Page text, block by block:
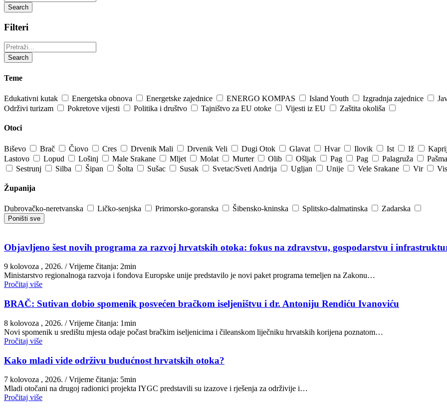
Search
Filteri
Pretraži:
Search
Teme
Edukativni kutak Energetska obnova Energetske zajednice ENERGO KOMPAS Island Youth Izgradnja zajednice
Održivi turizam
Pokretove vijesti Politika i društvo Tajništvo za EU otoke Vijesti iz EU Zaštita okoliša
Otoci
Biševo Brač Čiovo Cres Drvenik Mali Drvenik Veli Dugi Otok Glavat Hvar Ilovik Ist Iž
Lastovo
Lopud Lošinj Male Srakane Mljet Molat Murter Olib Ošljak Pag Pag Palagruža
Sestrunj
Silba Šipan Šolta Sušac Susak Svetac/Sveti Andrija Ugljan Unije Vele Srakane Vir
Županija
Dubrovačko-neretvanska Ličko-senjska Primorsko-goranska Šibensko-kninska Splitsko-dalmatinska Zadarska
Poništi sve
Objavljeno šest novih programa za razvoj hrvatskih otoka: fokus na zdravstvu, gospodarstvu i
9 kolovoza , 2026. / Vrijeme čitanja: 2min
Ministarstvo regionalnoga razvoja i fondova Europske unije predstavilo je novi paket programa temeljen na Zakonu…
Pročitaj više
BRAČ: Sutivan dobio spomenik posvećen bračkom iseljeništvu i dr. Antoniju Rendiću Ivanoviću
8 kolovoza , 2026. / Vrijeme čitanja: 1min
Novi spomenik u središtu mjesta odaje počast bračkim iseljenicima i čileanskom liječniku hrvatskih korijena poznatom…
Pročitaj više
Kako mladi vide održivu budućnost hrvatskih otoka?
7 kolovoza , 2026. / Vrijeme čitanja: 5min
Mladi otočani na drugoj radionici projekta IYGC predstavili su izazove i rješenja za održivije i…
Pročitaj više